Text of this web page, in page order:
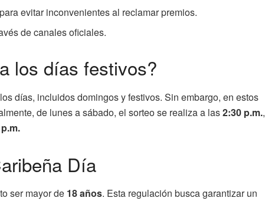
evitar inconvenientes al reclamar premios.
de canales oficiales.
los días festivos?
días, incluidos domingos y festivos. Sin embargo, en estos
de lunes a sábado, el sorteo se realiza a las2:30 p.m.,
Día
ser mayor de 18 años. Esta regulación busca garantizar un